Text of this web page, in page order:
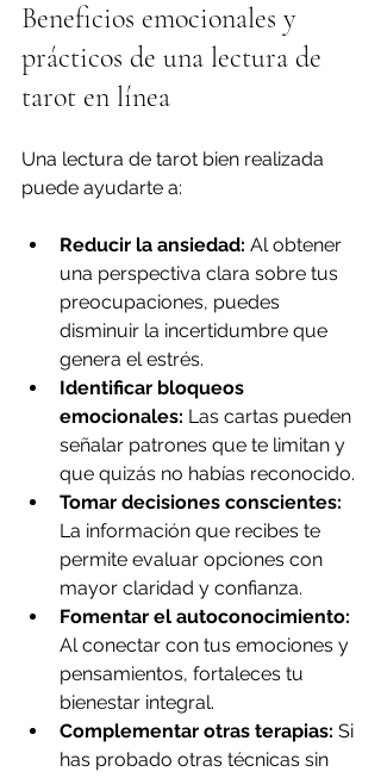
Beneficios emocionales y
prácticos de una lectura de
tarot en línea
Una lectura de tarot bien realizada
puede ayudarte a:
Reducir la ansiedad: Al obtener
una perspectiva clara sobre tus
preocupaciones, puedes
disminuir la incertidumbre que
genera el estrés.
Identificar bloqueos
emocionales: Las cartas pueden
señalar patrones que te limitan y
que quizás no habías reconocido.
Tomar decisiones conscientes:
La información que recibes te
permite evaluar opciones con
mayor claridad y confianza.
Fomentar el autoconocimiento:
Al conectar con tus emociones y
pensamientos, fortaleces tu
bienestar integral.
Complementar otras terapias: Si
has probado otras técnicas sin